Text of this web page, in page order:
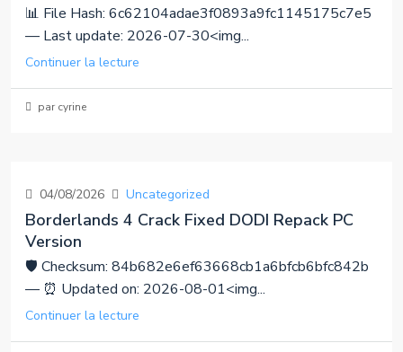
📊 File Hash: 6c62104adae3f0893a9fc1145175c7e5
— Last update: 2026-07-30<img...
Continuer la lecture
par cyrine
04/08/2026 Uncategorized
Borderlands 4 Crack Fixed DODI Repack PC
Version
🛡️ Checksum: 84b682e6ef63668cb1a6bfcb6bfc842b
— ⏰ Updated on: 2026-08-01<img...
Continuer la lecture